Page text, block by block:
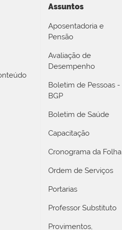
Assuntos
Aposentadoria e
Pensão
Avaliação de
Desempenho
Boletim de Pessoas -
BGP
Boletim de Saúde
Capacitação
Cronograma da Folha
Ordem de Serviços
Portarias
Professor Substituto
Provimentos,